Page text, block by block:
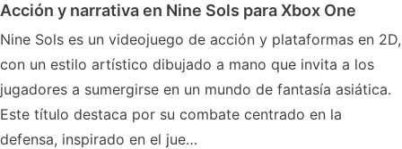
Acción y narrativa en Nine Sols para Xbox One
Nine Sols es un videojuego de acción y plataformas en 2D,
con un estilo artístico dibujado a mano que invita a los
jugadores a sumergirse en un mundo de fantasía asiática.
Este título destaca por su combate centrado en la
defensa, inspirado en el jue…